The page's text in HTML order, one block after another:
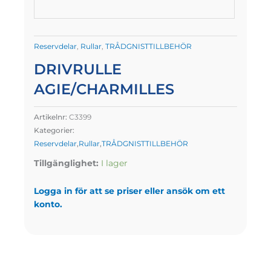
Reservdelar, Rullar, TRÅDGNISTTILLBEHÖR
DRIVRULLE
AGIE/CHARMILLES
Artikelnr: C3399
Kategorier:
Reservdelar,Rullar,TRÅDGNISTTILLBEHÖR
Tillgänglighet: I lager
Logga in för att se priser eller ansök om ett
konto.